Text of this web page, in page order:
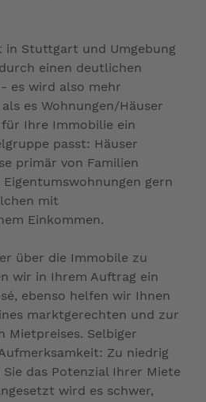
in Stuttgart und Umgebung
einen deutlichen
es wird also mehr
es Wohnungen/Häuser
Ihre Immobilie ein
passt: Häuser
primär von Familien
gern
mit
Einkommen.
über die Immobile zu
wir in Ihrem Auftrag ein
ebenso helfen wir Ihnen
marktgerechten und zur
Mietpreises. Selbiger
Zu niedrig
das Potenzial Ihrer Miete
wird es schwer,